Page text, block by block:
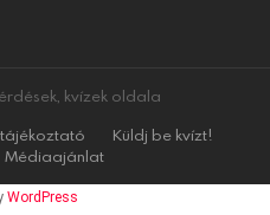
kvízek oldala
Küldj be kvízt!
Médiaajánlat
WordPress